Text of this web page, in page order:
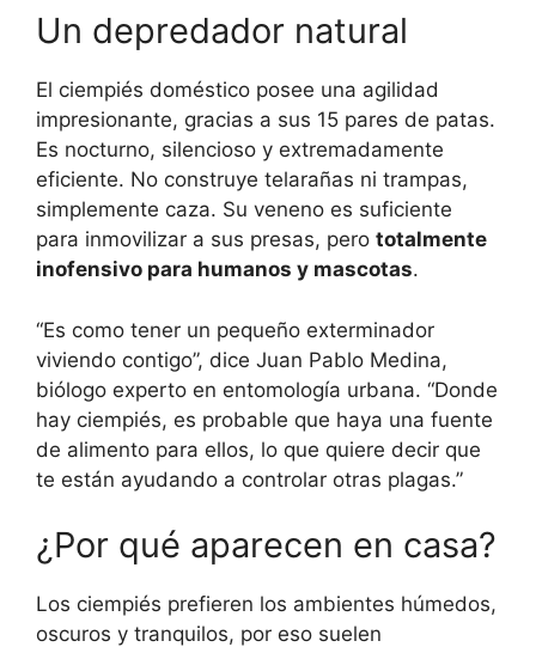
Un depredador natural
El ciempiés doméstico posee una agilidad
impresionante, gracias a sus 15 pares de patas.
Es nocturno, silencioso y extremadamente
eficiente. No construye telarañas ni trampas,
simplemente caza. Su veneno es suficiente
para inmovilizar a sus presas, pero totalmente
inofensivo para humanos y mascotas.
“Es como tener un pequeño exterminador
viviendo contigo”, dice Juan Pablo Medina,
biólogo experto en entomología urbana. “Donde
hay ciempiés, es probable que haya una fuente
de alimento para ellos, lo que quiere decir que
te están ayudando a controlar otras plagas.”
¿Por qué aparecen en casa?
Los ciempiés prefieren los ambientes húmedos,
oscuros y tranquilos, por eso suelen